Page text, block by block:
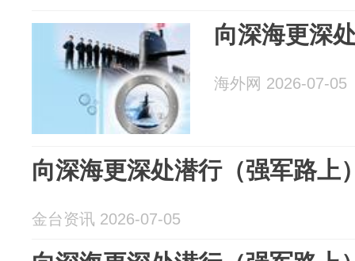
向深海更深
海外网 2026-07-05
向深海更深处潜行（强军路上
金台资讯 2026-07-05